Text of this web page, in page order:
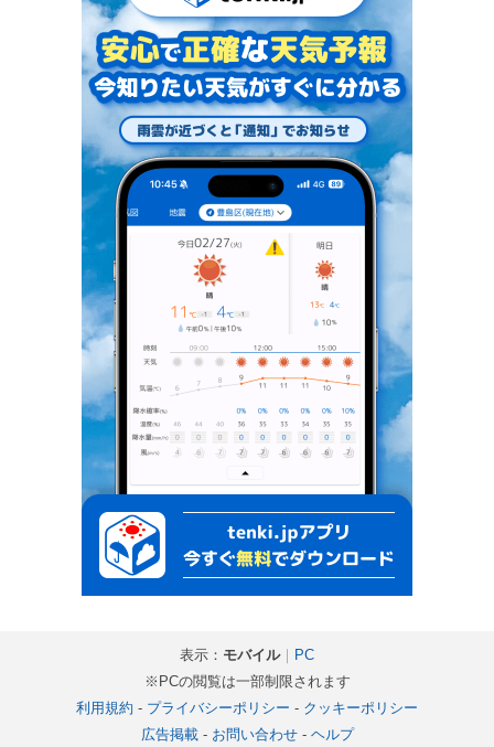
表示： モバイル｜ PC
※PCの閲覧は一部制限されます
利用規約 - プライバシーポリシー - クッキーポリシー
広告掲載- お問い合わせ- ヘルプ